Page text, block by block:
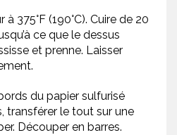
à 375°F (190°C). Cuire de 20
ce que le dessus
et prenne. Laisser
du papier sulfurisé
transférer le tout sur une
Découper en barres.